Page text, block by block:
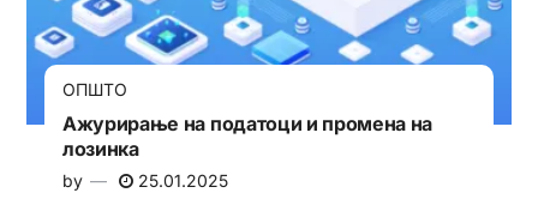
ОПШТО
Ажурирање на податоци и промена на
лозинка
by 25.01.2025